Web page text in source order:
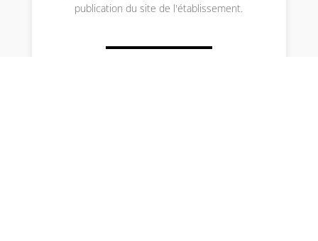
publication du site de l'établissement.